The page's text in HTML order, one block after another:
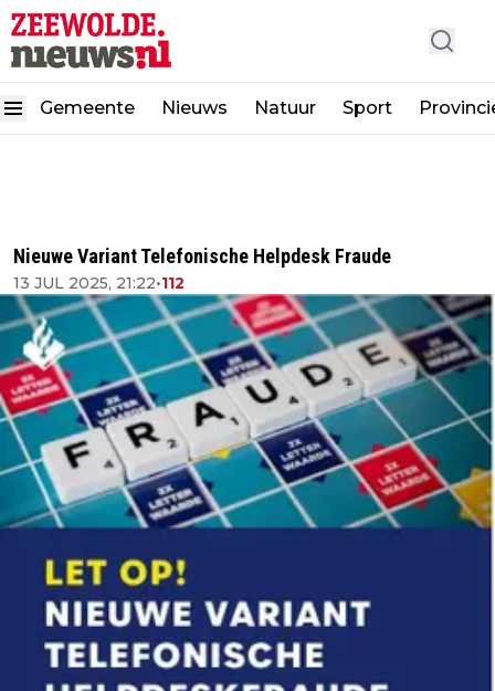
Gemeente Nieuws Natuur Sport
Nieuwe Variant Telefonische Helpdesk Fraude
13 JUL 2025, 21:22•112